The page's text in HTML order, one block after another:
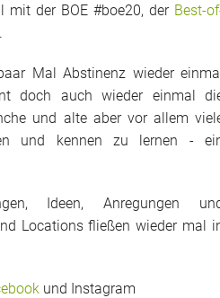
mit der BOE #boe20, der Best-
Mal Abstinenz wieder
doch auch wieder einmal
und alte aber vor allem
und kennen zu lernen -
Ideen, Anregungen
Locations fließen wieder mal
und Instagram